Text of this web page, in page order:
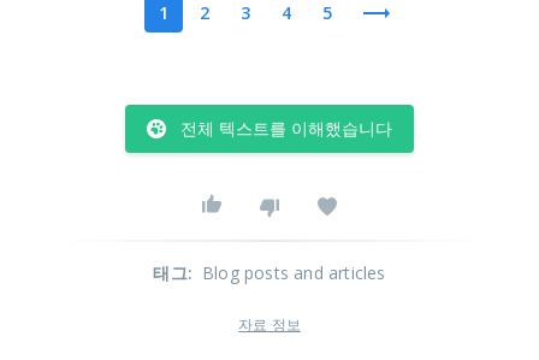
1 2 3 4 5
전체 텍스트를 이해했습니다
태그: Blog posts and articles
자료 정보